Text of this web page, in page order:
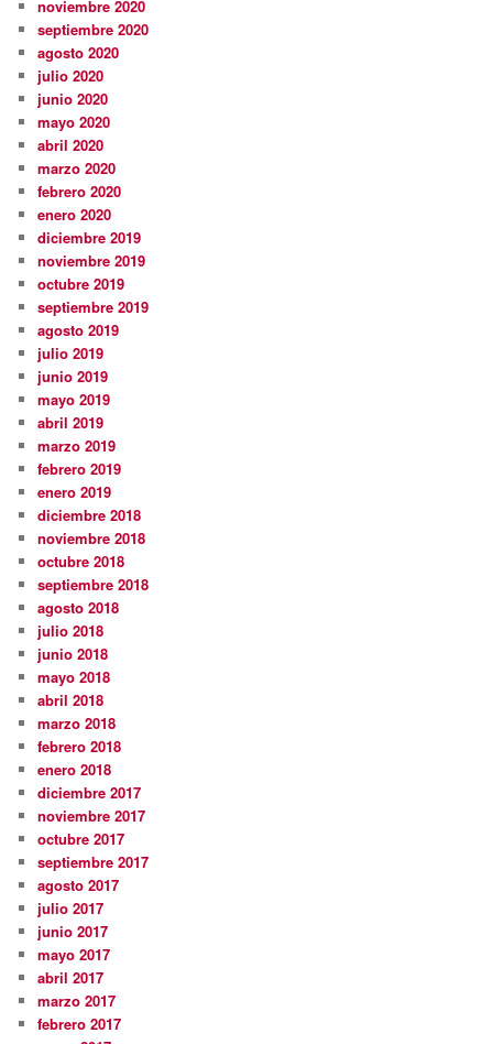
noviembre 2020
septiembre 2020
agosto 2020
julio 2020
junio 2020
mayo 2020
abril 2020
marzo 2020
febrero 2020
enero 2020
diciembre 2019
noviembre 2019
octubre 2019
septiembre 2019
agosto 2019
julio 2019
junio 2019
mayo 2019
abril 2019
marzo 2019
febrero 2019
enero 2019
diciembre 2018
noviembre 2018
octubre 2018
septiembre 2018
agosto 2018
julio 2018
junio 2018
mayo 2018
abril 2018
marzo 2018
febrero 2018
enero 2018
diciembre 2017
noviembre 2017
octubre 2017
septiembre 2017
agosto 2017
julio 2017
junio 2017
mayo 2017
abril 2017
marzo 2017
febrero 2017